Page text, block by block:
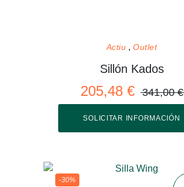
Actiu Outlet
Sillón Kados
205,48 € 341,00 €
SOLICITAR INFORMACIÓN
-30%